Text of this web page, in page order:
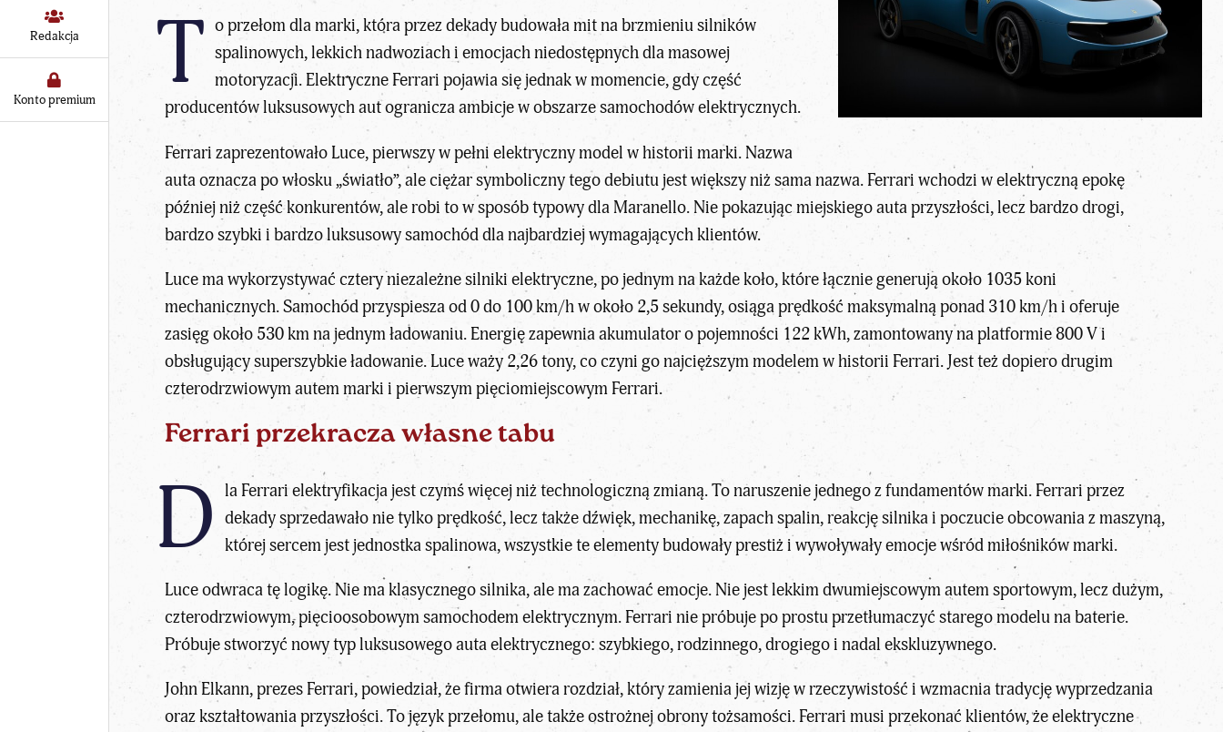
Redakcja
Konto premium T o przełom dla marki, która przez dekady budowała mit na brzmieniu silników
spalinowych, lekkich nadwoziach i emocjach niedostępnych dla masowej
motoryzacji. Elektryczne Ferrari pojawia się jednak w momencie, gdy część
producentów luksusowych aut ogranicza ambicje w obszarzesamochodów elektrycznych.
Ferrari zaprezentowało Luce, pierwszy w pełni elektryczny model w historii marki. Nazwa
auta oznacza po włosku „światło”, ale ciężar symboliczny tego debiutu jest większy niż sama nazwa. Ferrari wchodzi w elektryczną epokę
później niż część konkurentów, ale robi to w sposób typowy dla Maranello. Nie pokazując miejskiego auta przyszłości, lecz bardzo drogi,
bardzo szybki i bardzo luksusowy samochód dla najbardziej wymagających klientów.
Luce ma wykorzystywać cztery niezależne silniki elektryczne, po jednym na każde koło, które łącznie generują około 1035 koni
mechanicznych. Samochód przyspiesza od 0 do 100 km/h w około 2,5 sekundy, osiąga prędkość maksymalną ponad 310 km/h i oferuje
zasięg około 530 km na jednym ładowaniu. Energię zapewnia akumulator o pojemności 122 kWh, zamontowany na platformie 800 V i
obsługujący superszybkie ładowanie. Luce waży 2,26 tony, co czyni go najcięższym modelem w historii Ferrari. Jest też dopiero drugim
czterodrzwiowym autem marki i pierwszym pięciomiejscowym Ferrari.
Ferrari przekracza własne tabu
D la Ferrari elektryfikacja jest czymś więcej niż technologiczną zmianą. To naruszenie jednego z fundamentów marki. Ferrari przez
dekady sprzedawało nie tylko prędkość, lecz także dźwięk, mechanikę, zapach spalin, reakcję silnika i poczucie obcowania z maszyną,
której sercem jest jednostka spalinowa, wszystkie te elementy budowały prestiż i wywoływały emocje wśród miłośników marki.
Luce odwraca tę logikę. Nie ma klasycznego silnika, ale ma zachować emocje. Nie jest lekkim dwumiejscowym autem sportowym, lecz dużym,
czterodrzwiowym, pięcioosobowym samochodem elektrycznym. Ferrari nie próbuje po prostu przetłumaczyć starego modelu na baterie.
Próbuje stworzyć nowy typ luksusowego auta elektrycznego: szybkiego, rodzinnego, drogiego i nadal ekskluzywnego.
John Elkann, prezes Ferrari, powiedział, że firma otwiera rozdział, który zamienia jej wizję w rzeczywistość i wzmacnia tradycję wyprzedzania
oraz kształtowania przyszłości. To język przełomu, ale także ostrożnej obrony tożsamości. Ferrari musi przekonać klientów, że elektryczne